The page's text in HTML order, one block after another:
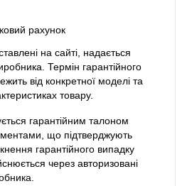
рахунок
на сайті, надається
Термін гарантійного
від конкретної моделі та
товару.
гарантійним талоном
що підтверджують
гарантійного випадку
через авторизовані